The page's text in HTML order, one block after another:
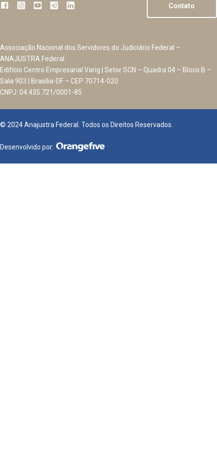
Contato
Associação Nacional dos Servidores do Judiciário Federal –
ANAJUSTRA Federal
Edifício Centro Empresarial Varig | Setor SCN – Quadra 04 – Bloco B –
Sala 903 | Brasília-DF – CEP 70714-020
CNPJ: 04.435.721/0001-85
© 2024 Anajustra Federal. Todos os Direitos Reservados.
Desenvolvido por: